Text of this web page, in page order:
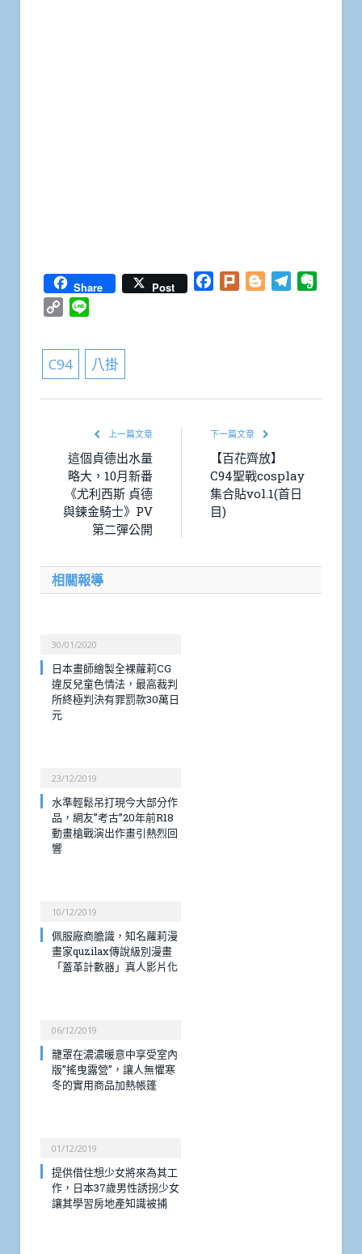
Share Post Facebook
Plurk BloggerTelegram
Copy
C94 八掛
上一篇文章
這個貞德出水量
略大，10月新番
《尤利西斯 貞德
與鍊金騎士》PV
第二彈公開
下一篇文章
【百花齊放】
C94聖戰cosplay
集合貼vol.1(首日
目)
相關報導
30/01/2020
日本畫師繪製全裸蘿莉CG
違反兒童色情法，最高裁判
所終極判決有罪罰款30萬日
元
23/12/2019
水準輕鬆吊打現今大部分作
品，網友”考古”20年前R18
動畫槍戰演出作畫引熱烈回
響
10/12/2019
佩服廠商膽識，知名蘿莉漫
畫家quzilax傳說級別漫畫
「蓋革計數器」真人影片化
06/12/2019
籠罩在濃濃暖意中享受室內
版”搖曳露營”，讓人無懼寒
冬的實用商品加熱帳篷
01/12/2019
提供借住想少女將來為其工
作，日本37歲男性誘拐少女
讓其學習房地產知識被捕